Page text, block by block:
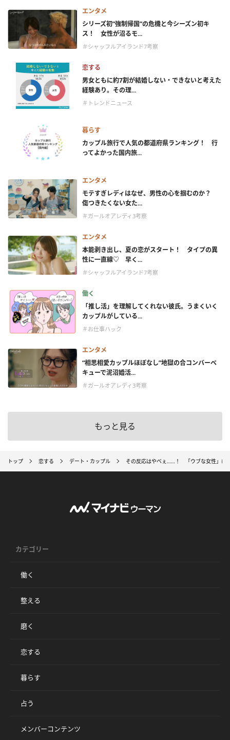
エンタメ
シリーズ初“強制帰国”の危機と今シーズン初キ
ス！ 女性が沼るモ...
＃シャッフルアイランド7考察
恋する
男女ともに約7割が結婚しない・できないと考えた
経験あり。その理...
＃トレンドニュース
暮らす
カップル旅行で人気の都道府県ランキング！ 行
ってよかった国内旅...
エンタメ
モテすぎレディはなぜ、男性の心を掴むのか？
傷つきたくない女た...
＃ガールオアレディ3考察
エンタメ
本能剥き出し、夏の恋がスタート！ タイプの異
性に一直線♡ 早く...
＃シャッフルアイランド7考察
働く
「推し活」を理解してくれない彼氏。うまくいく
カップルがしている...
＃お仕事ハック
エンタメ
“相思相愛カップルほぼなし”地獄の合コンバーベ
キューで泥沼婚活...
＃ガールオアレディ3考察
もっと見る
トップ 恋する デート・カップル その反応はやべぇ……！ 「ウブな女性」に
カテゴリー
働く
整える
磨く
恋する
暮らす
占う
メンバーコンテンツ